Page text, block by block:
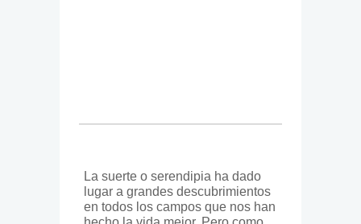
La suerte o serendipia ha dado
lugar a grandes descubrimientos
en todos los campos que nos han